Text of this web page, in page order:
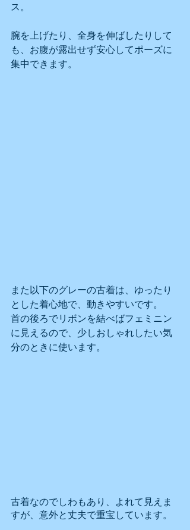
ス。
腕を上げたり、全身を伸ばしたりして
も、お腹が露出せず安心してポーズに
集中できます。
また以下のグレーの古着は、ゆったり
とした着心地で、動きやすいです。
首の後ろでリボンを結べばフェミニン
に見えるので、少しおしゃれしたい気
分のときに使います。
古着なのでしわもあり、よれて見えま
すが、意外と丈夫で重宝しています。